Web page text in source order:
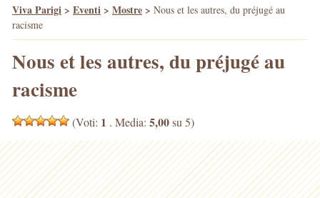
Viva Parigi > Eventi > Mostre > Nous et les autres, du préjugé au
racisme
Nous et les autres, du préjugé au
racisme
(Voti: 1 . Media: 5,00su 5)